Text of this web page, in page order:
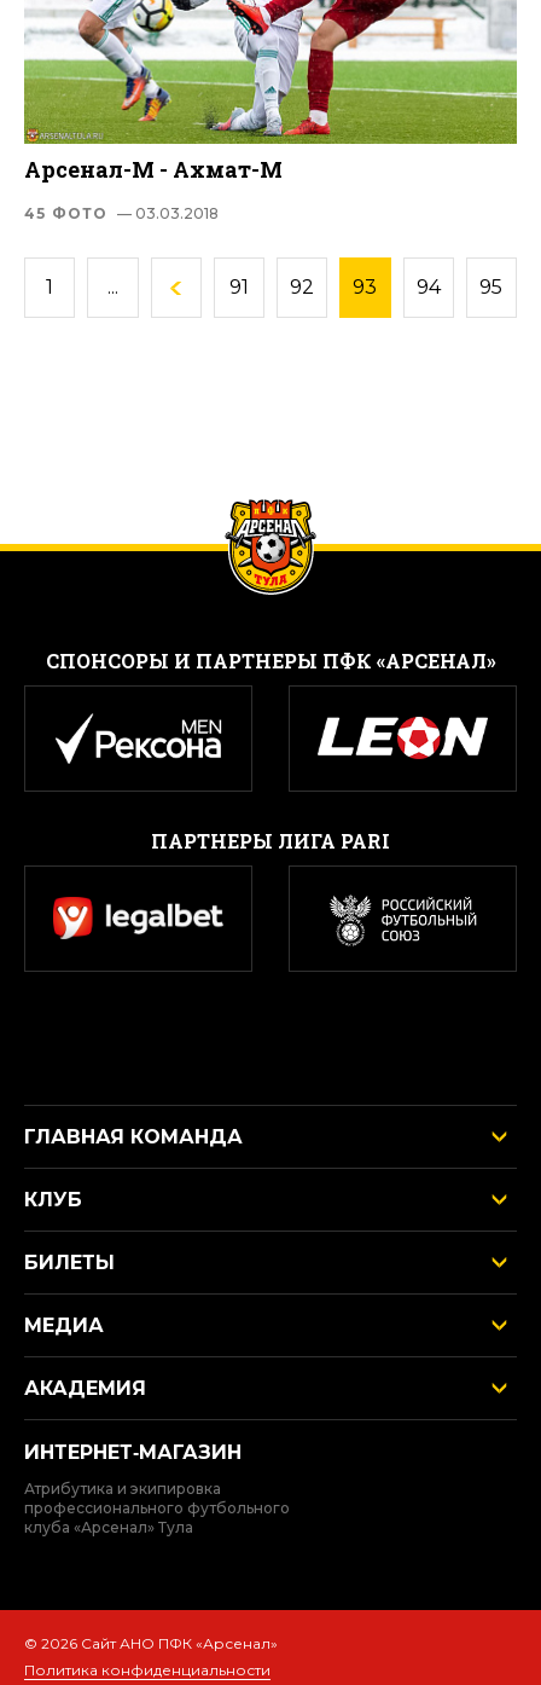
Арсенал-М - Ахмат-М
45 ФОТО — 03.03.2018
1 ... 91 92 93 94 95
CПОНСОРЫ И ПАРТНЕРЫ ПФК «АРСЕНАЛ»
ПАРТНЕРЫ ЛИГА PARI
ГЛАВНАЯ КОМАНДА
КЛУБ
БИЛЕТЫ
МЕДИА
АКАДЕМИЯ
ИНТЕРНЕТ‑МАГАЗИН
Атрибутика и экипировка
профессионального футбольного
клуба «Арсенал» Тула
© 2026 Сайт АНО ПФК «Арсенал»
Политика конфиденциальности